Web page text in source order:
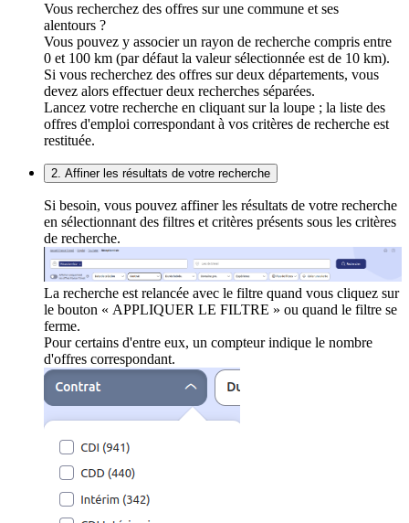
Vous recherchez des offres sur une commune et ses
alentours ?
Vous pouvez y associer un rayon de recherche compris entre
0 et 100 km (par défaut la valeur sélectionnée est de 10 km).
Si vous recherchez des offres sur deux départements, vous
devez alors effectuer deux recherches séparées.
Lancez votre recherche en cliquant sur la loupe ; la liste des
offres d'emploi correspondant à vos critères de recherche est
restituée.
2. Affiner les résultats de votre recherche
Si besoin, vous pouvez affiner les résultats de votre recherche
en sélectionnant des filtres et critères présents sous les critères
de recherche.
La recherche est relancée avec le filtre quand vous cliquez sur
le bouton « APPLIQUER LE FILTRE » ou quand le filtre se
ferme.
Pour certains d'entre eux, un compteur indique le nombre
d'offres correspondant.